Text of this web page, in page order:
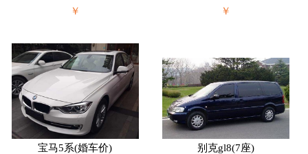
￥
￥
宝马5系(婚车价)
别克gl8(7座)